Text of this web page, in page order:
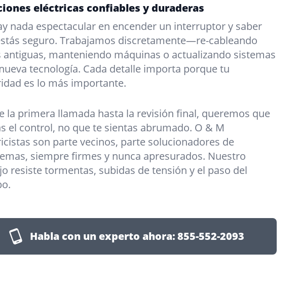
eléctricas confiables y duraderas
nada espectacular en encender un interruptor y saber
seguro. Trabajamos discretamente—re-cableando
antiguas, manteniendo máquinas o actualizando sistemas
tecnología. Cada detalle importa porque tu
es lo más importante.
la primera llamada hasta la revisión final, queremos que
el control, no que te sientas abrumado. O & M
son parte vecinos, parte solucionadores de
siempre firmes y nunca apresurados. Nuestro
resiste tormentas, subidas de tensión y el paso del
Habla con un experto ahora:855-552-2093